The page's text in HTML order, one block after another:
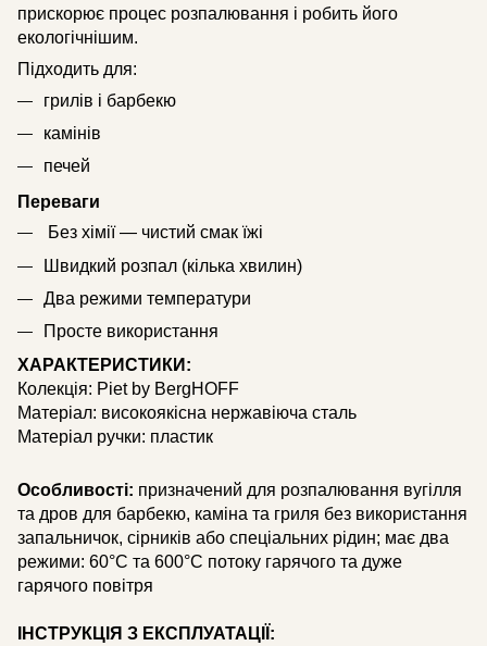
прискорює процес розпалювання і робить його
екологічнішим.
Підходить для:
грилів і барбекю
камінів
печей
Переваги
Без хімії — чистий смак їжі
Швидкий розпал (кілька хвилин)
Два режими температури
Просте використання
ХАРАКТЕРИСТИКИ:
Колекція: Piet by BergHOFF
Матеріал: високоякісна нержавіюча сталь
Матеріал ручки: пластик
Особливості: призначений для розпалювання вугілля
та дров для барбекю, каміна та гриля без використання
запальничок, сірників або спеціальних рідин; має два
режими: 60°C та 600°C потоку гарячого та дуже
гарячого повітря
ІНСТРУКЦІЯ З ЕКСПЛУАТАЦІЇ: